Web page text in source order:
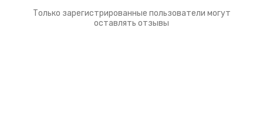
Только зарегистрированные пользователи могут
оставлять отзывы